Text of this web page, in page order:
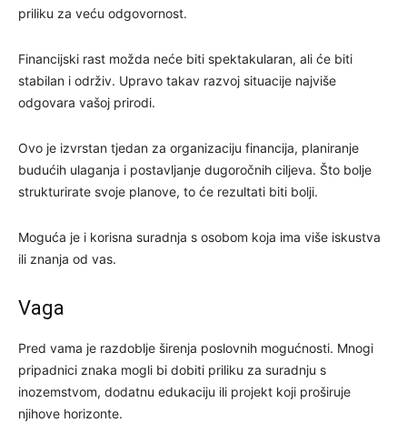
priliku za veću odgovornost.
Financijski rast možda neće biti spektakularan, ali će biti
stabilan i održiv. Upravo takav razvoj situacije najviše
odgovara vašoj prirodi.
Ovo je izvrstan tjedan za organizaciju financija, planiranje
budućih ulaganja i postavljanje dugoročnih ciljeva. Što bolje
strukturirate svoje planove, to će rezultati biti bolji.
Moguća je i korisna suradnja s osobom koja ima više iskustva
ili znanja od vas.
Vaga
Pred vama je razdoblje širenja poslovnih mogućnosti. Mnogi
pripadnici znaka mogli bi dobiti priliku za suradnju s
inozemstvom, dodatnu edukaciju ili projekt koji proširuje
njihove horizonte.